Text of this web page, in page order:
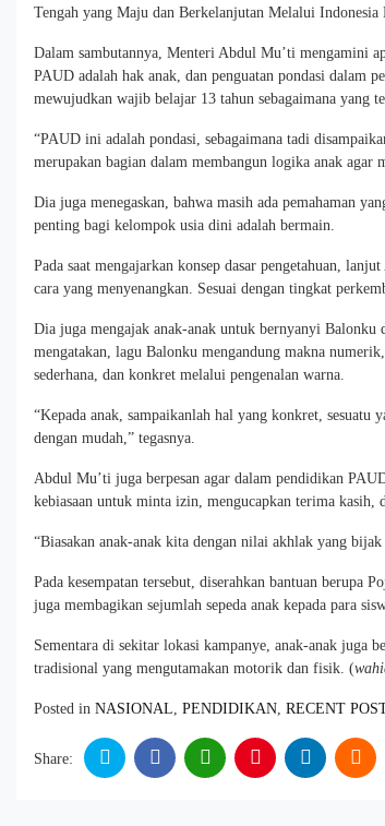
Tengah yang Maju dan Berkelanjutan Melalui Indonesia
Dalam sambutannya, Menteri Abdul Mu’ti mengamini
PAUD adalah hak anak, dan penguatan pondasi dalam
mewujudkan wajib belajar 13 tahun sebagaimana yang
“PAUD ini adalah pondasi, sebagaimana tadi
merupakan bagian dalam membangun logika anak
Dia juga menegaskan, bahwa masih ada pemahaman
penting bagi kelompok usia dini adalah bermain.
Pada saat mengajarkan konsep dasar pengetahuan,
cara yang menyenangkan. Sesuai dengan tingkat
Dia juga mengajak anak-anak untuk bernyanyi
mengatakan, lagu Balonku mengandung makna
sederhana, dan konkret melalui pengenalan warna.
“Kepada anak, sampaikanlah hal yang konkret, sesuatu
dengan mudah,” tegasnya.
Abdul Mu’ti juga berpesan agar dalam pendidikan
kebiasaan untuk minta izin, mengucapkan terima kasih,
“Biasakan anak-anak kita dengan nilai akhlak yang
Pada kesempatan tersebut, diserahkan bantuan berupa
juga membagikan sejumlah sepeda anak kepada para
Sementara di sekitar lokasi kampanye, anak-anak juga
tradisional yang mengutamakan motorik dan fisik. (
Posted in NASIONAL, PENDIDIKAN, RECENT
Share: